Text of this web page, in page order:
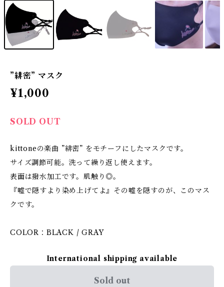
”緋密” マスク
¥1,000
SOLD OUT
kittoneの楽曲 ”緋密” をモチーフにしたマスクです。
サイズ調節可能。洗って繰り返し使えます。
表面は撥水加工です。肌触り◎。
『嘘で隠すより染め上げてよ』その嘘を隠すのが、このマス
クです。
COLOR：BLACK / GRAY
International shipping available
Sold out